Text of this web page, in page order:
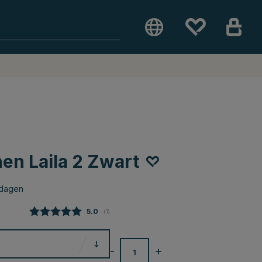
Laila 2 Zwart
Gemiddelde beoordeling:
5.0 (aantal stemmen:
1)
+
-